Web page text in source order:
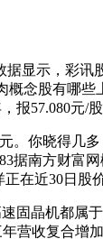
示，彩讯股
念股有哪
报57.080元/
你晓得几多
据南方财
在近30日股价
晶机都属于
营收复合增